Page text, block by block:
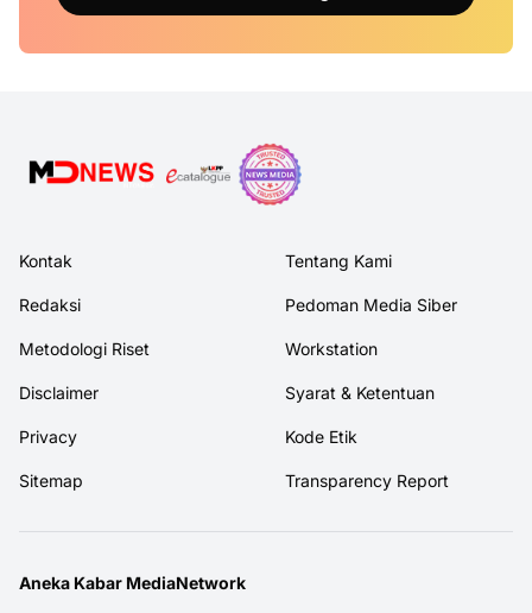
Kontak Tentang Kami
Redaksi Pedoman Media Siber
Metodologi Riset Workstation
Disclaimer Syarat & Ketentuan
Privacy Kode Etik
Sitemap Transparency Report
Aneka Kabar MediaNetwork